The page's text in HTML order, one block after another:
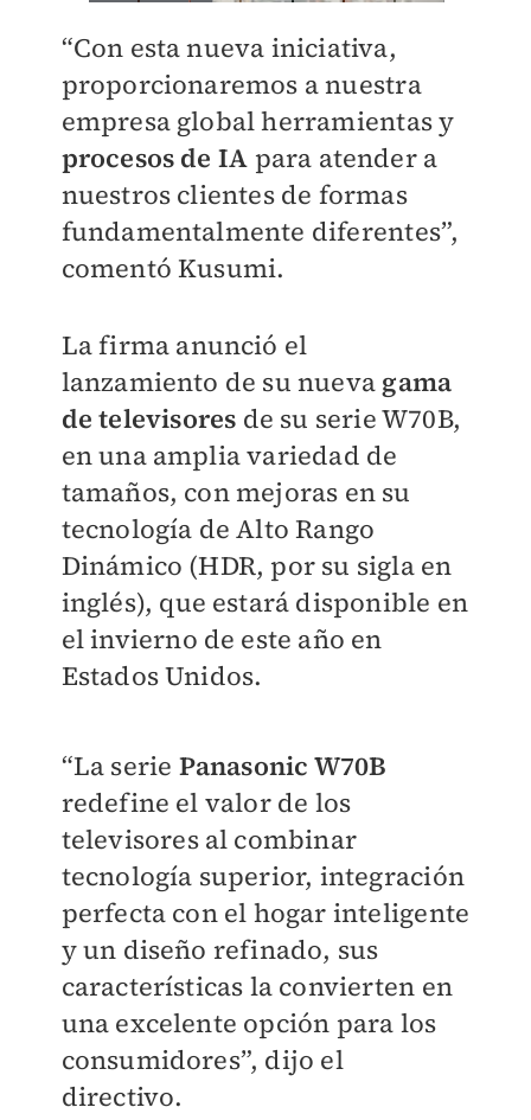
“Con esta nueva iniciativa,
proporcionaremos a nuestra
empresa global herramientas y
procesos de IA para atender a
nuestros clientes de formas
fundamentalmente diferentes”,
comentó Kusumi.
La firma anunció el
lanzamiento de su nueva gama
de televisores de su serie W70B,
en una amplia variedad de
tamaños, con mejoras en su
tecnología de Alto Rango
Dinámico (HDR, por su sigla en
inglés), que estará disponible en
el invierno de este año en
Estados Unidos.
“La serie Panasonic W70B
redefine el valor de los
televisores al combinar
tecnología superior, integración
perfecta con el hogar inteligente
y un diseño refinado, sus
características la convierten en
una excelente opción para los
consumidores”, dijo el
directivo.